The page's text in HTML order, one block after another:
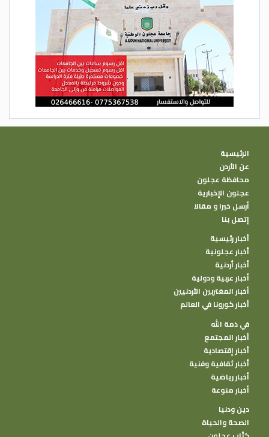
الرئيسية
عن الأردن
محافظة عجلون
عجلون الإخبارية
أرسل خبرا و مقالا
إتصل بنا
أخبار رئيسية
أخبار عجلونية
أخبار أردنية
أخبار عربية ودولية
أخبار المغتربين الأردنيين
أخبار كورونا في العالم
في ذمة الله
أخبار المجتمع
أخبار إقتصادية
أخبار ثقافية وفنية
أخبار رياضية
أخبار منوعة
دين ودنيا
الصحة والحياة